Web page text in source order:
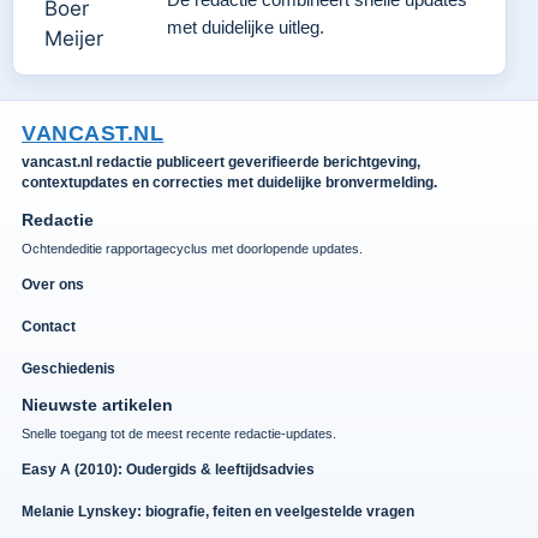
met duidelijke uitleg.
VANCAST.NL
vancast.nl redactie publiceert geverifieerde berichtgeving,
contextupdates en correcties met duidelijke bronvermelding.
Redactie
Ochtendeditie rapportagecyclus met doorlopende updates.
Over ons
Contact
Geschiedenis
Nieuwste artikelen
Snelle toegang tot de meest recente redactie-updates.
Easy A (2010): Oudergids & leeftijdsadvies
Melanie Lynskey: biografie, feiten en veelgestelde vragen